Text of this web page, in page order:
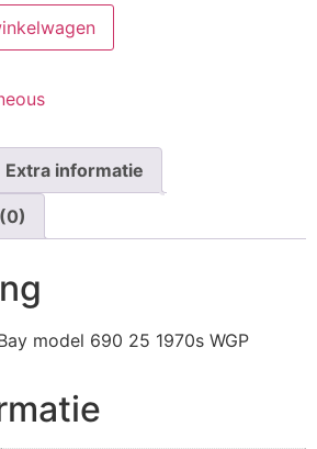
Extra informatie
model 690 25 1970s WGP